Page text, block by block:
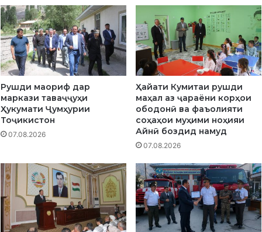
ӣ
Р
а
в
ш
а
н
Р
а
ҳ
м
о
д
а
б
а
Рушди маориф дар
маркази таваҷҷуҳи
Ҳукумати Ҷумҳурии
Тоҷикистон
07.08.2026
Ҳайати Кумитаи рушди
маҳал аз ҷараёни корҳои
ободонӣ ва фаъолияти
соҳаҳои муҳими ноҳияи
Айнӣ боздид намуд
07.08.2026